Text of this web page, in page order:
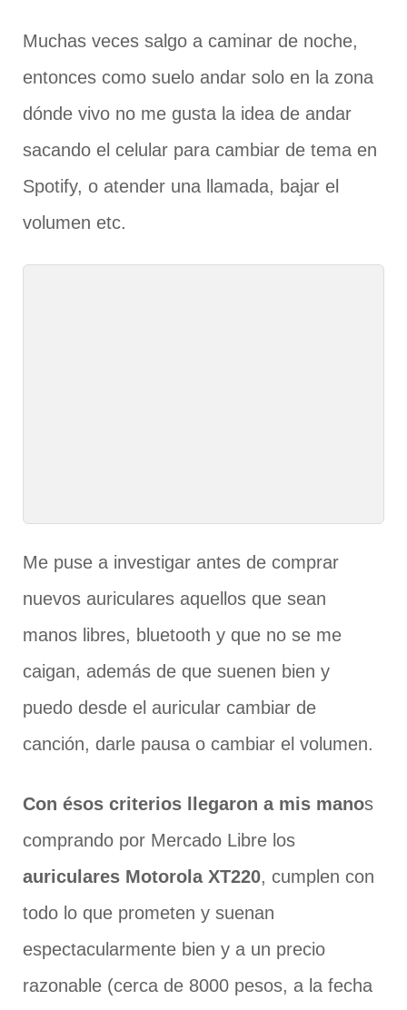
Muchas veces salgo a caminar de noche,
entonces como suelo andar solo en la zona
dónde vivo no me gusta la idea de andar
sacando el celular para cambiar de tema en
Spotify, o atender una llamada, bajar el
volumen etc.
Me puse a investigar antes de comprar
nuevos auriculares aquellos que sean
manos libres, bluetooth y que no se me
caigan, además de que suenen bien y
puedo desde el auricular cambiar de
canción, darle pausa o cambiar el volumen.
Con ésos criterios llegaron a mis manos
comprando por Mercado Libre los
auriculares Motorola XT220, cumplen con
todo lo que prometen y suenan
espectacularmente bien y a un precio
razonable (cerca de 8000 pesos, a la fecha